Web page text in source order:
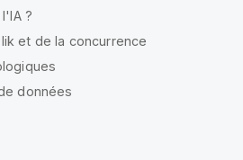
?
et de la concurrence
données